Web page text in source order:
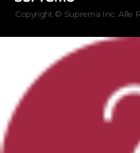
Copyright © Suprema Inc. Alle